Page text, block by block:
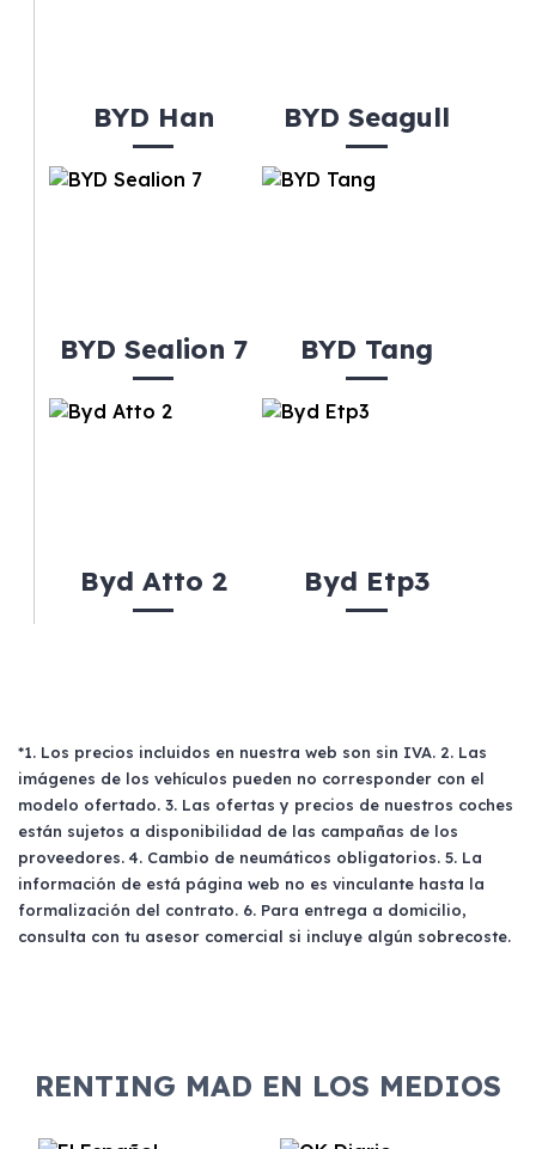
BYD Han BYD Seagull
BYD Sealion 7 BYD Tang
Byd Atto 2 Byd Etp3
*1. Los precios incluidos en nuestra web son sin IVA. 2. Las
imágenes de los vehículos pueden no corresponder con el
modelo ofertado. 3. Las ofertas y precios de nuestros coches
están sujetos a disponibilidad de las campañas de los
proveedores. 4. Cambio de neumáticos obligatorios. 5. La
información de está página web no es vinculante hasta la
formalización del contrato. 6. Para entrega a domicilio,
consulta con tu asesor comercial si incluye algún sobrecoste.
RENTING MAD EN LOS MEDIOS